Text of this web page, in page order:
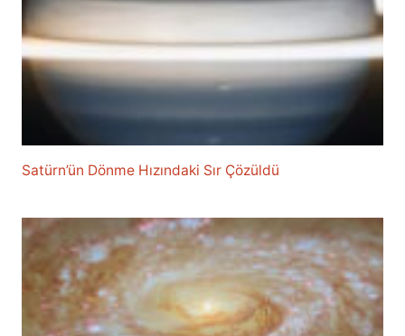
Satürn’ün Dönme Hızındaki Sır Çözüldü